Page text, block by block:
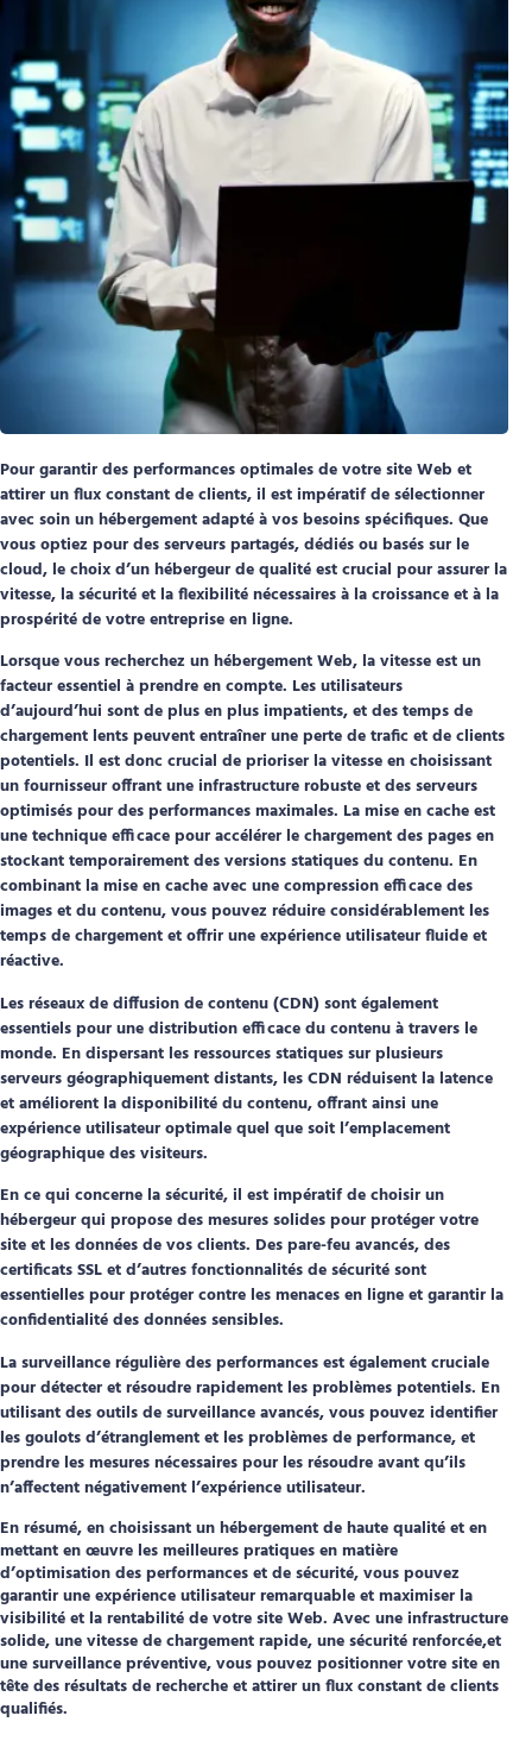
Pour garantir des performances optimales de votre site Web et
attirer un flux constant de clients, il est impératif de sélectionner
avec soin un hébergement adapté à vos besoins spécifiques. Que
vous optiez pour des serveurs partagés, dédiés ou basés sur le
cloud, le choix d’un hébergeur de qualité est crucial pour assurer la
vitesse, la sécurité et la flexibilité nécessaires à la croissance et à la
prospérité de votre entreprise en ligne.
Lorsque vous recherchez un hébergement Web, la vitesse est un
facteur essentiel à prendre en compte. Les utilisateurs
d’aujourd’hui sont de plus en plus impatients, et des temps de
chargement lents peuvent entraîner une perte de trafic et de clients
potentiels. Il est donc crucial de prioriser la vitesse en choisissant
un fournisseur offrant une infrastructure robuste et des serveurs
optimisés pour des performances maximales. La mise en cache est
une technique efficace pour accélérer le chargement des pages en
stockant temporairement des versions statiques du contenu. En
combinant la mise en cache avec une compression efficace des
images et du contenu, vous pouvez réduire considérablement les
temps de chargement et offrir une expérience utilisateur fluide et
réactive.
Les réseaux de diffusion de contenu (CDN) sont également
essentiels pour une distribution efficace du contenu à travers le
monde. En dispersant les ressources statiques sur plusieurs
serveurs géographiquement distants, les CDN réduisent la latence
et améliorent la disponibilité du contenu, offrant ainsi une
expérience utilisateur optimale quel que soit l’emplacement
géographique des visiteurs.
En ce qui concerne la sécurité, il est impératif de choisir un
hébergeur qui propose des mesures solides pour protéger votre
site et les données de vos clients. Des pare-feu avancés, des
certificats SSL et d’autres fonctionnalités de sécurité sont
essentielles pour protéger contre les menaces en ligne et garantir la
confidentialité des données sensibles.
La surveillance régulière des performances est également cruciale
pour détecter et résoudre rapidement les problèmes potentiels. En
utilisant des outils de surveillance avancés, vous pouvez identifier
les goulots d’étranglement et les problèmes de performance, et
prendre les mesures nécessaires pour les résoudre avant qu’ils
n’affectent négativement l’expérience utilisateur.
En résumé, en choisissant un hébergement de haute qualité et en
mettant en œuvre les meilleures pratiques en matière
d’optimisation des performances et de sécurité, vous pouvez
garantir une expérience utilisateur remarquable et maximiser la
visibilité et la rentabilité de votre site Web. Avec une infrastructure
solide, une vitesse de chargement rapide, une sécurité renforcée,et
unesurveillance préventive, vous pouvez positionner votre site en
tête des résultats de recherche et attirer un flux constant de clients
qualifiés.